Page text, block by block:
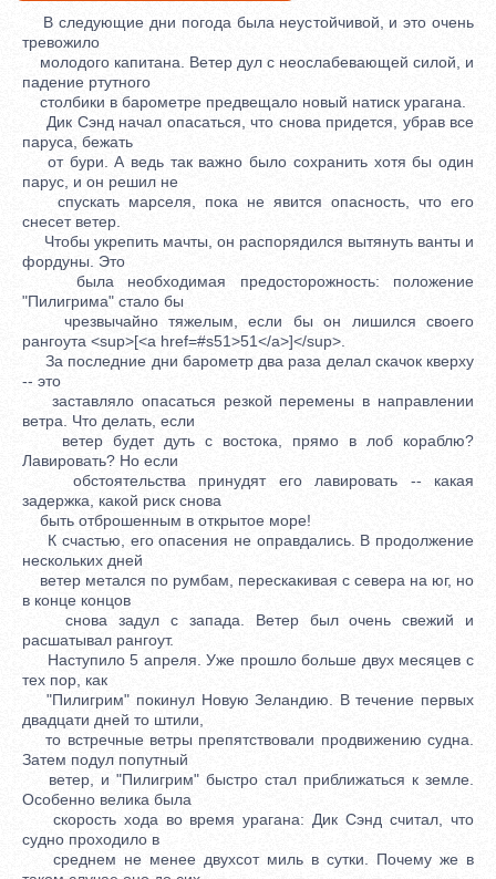
В следующие дни погода была неустойчивой, и это очень
тревожило
молодого капитана. Ветер дул с неослабевающей силой, и
падение ртутного
столбики в барометре предвещало новый натиск урагана.
Дик Сэнд начал опасаться, что снова придется, убрав все
паруса, бежать
от бури. А ведь так важно было сохранить хотя бы один
парус, и он решил не
спускать марселя, пока не явится опасность, что его
снесет ветер.
Чтобы укрепить мачты, он распорядился вытянуть ванты и
фордуны. Это
была необходимая предосторожность: положение
"Пилигрима" стало бы
чрезвычайно тяжелым, если бы он лишился своего
рангоута <sup>[<a href=#s51>51</a>]</sup>.
За последние дни барометр два раза делал скачок кверху
-- это
заставляло опасаться резкой перемены в направлении
ветра. Что делать, если
ветер будет дуть с востока, прямо в лоб кораблю?
Лавировать? Но если
обстоятельства принудят его лавировать -- какая
задержка, какой риск снова
быть отброшенным в открытое море!
К счастью, его опасения не оправдались. В продолжение
нескольких дней
ветер метался по румбам, перескакивая с севера на юг, но
в конце концов
снова задул с запада. Ветер был очень свежий и
расшатывал рангоут.
Наступило 5 апреля. Уже прошло больше двух месяцев с
тех пор, как
"Пилигрим" покинул Новую Зеландию. В течение первых
двадцати дней то штили,
то встречные ветры препятствовали продвижению судна.
Затем подул попутный
ветер, и "Пилигрим" быстро стал приближаться к земле.
Особенно велика была
скорость хода во время урагана: Дик Сэнд считал, что
судно проходило в
среднем не менее двухсот миль в сутки. Почему же в